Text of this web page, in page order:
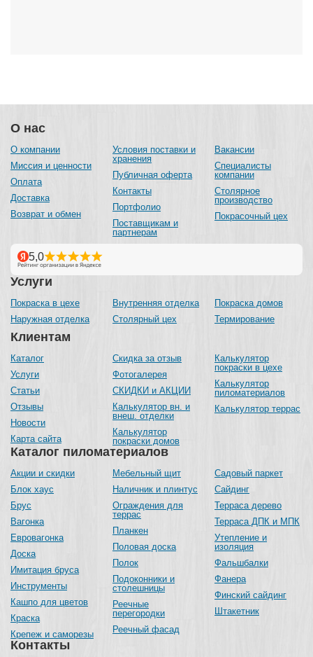
О нас
О компании
Миссия и ценности
Оплата
Доставка
Возврат и обмен
Условия поставки и
хранения
Публичная оферта
Контакты
Портфолио
Поставщикам и
партнерам
Вакансии
Специалисты
компании
Столярное
производство
Покрасочный цех
Каталог пиломатериалов
Акции и скидки
Блок хаус
Брус
Вагонка
Евровагонка
Доска
Имитация бруса
Инструменты
Кашпо для цветов
Краска
Крепеж и саморезы
Мебельный щит
Наличник и плинтус
Ограждения для
террас
Планкен
Половая доска
Полок
Подоконники и
столешницы
Реечные
перегородки
Реечный фасад
Садовый паркет
Сайдинг
Терраса дерево
Терраса ДПК и МПК
Утепление и
изоляция
Фальшбалки
Фанера
Финский сайдинг
Штакетник
Услуги
Покраска в цехе
Наружная отделка
Внутренняя отделка
Столярный цех
Покраска домов
Термирование
Клиентам
Каталог
Услуги
Статьи
Отзывы
Новости
Карта сайта
Скидка за отзыв
Фотогалерея
СКИДКИ и АКЦИИ
Калькулятор вн. и
внеш. отделки
Калькулятор
покраски домов
Калькулятор
покраски в цехе
Калькулятор
пиломатериалов
Калькулятор террас
Контакты